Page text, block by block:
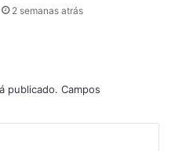
2 semanas atrás
publicado. Campos